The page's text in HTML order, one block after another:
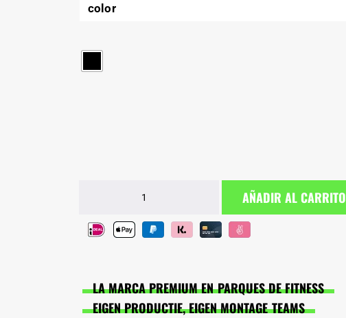
color
BarManiaPro®
AÑADIR AL CARRITO
LA MARCA PREMIUM EN PARQUES DE FITNESS
EIGEN PRODUCTIE, EIGEN MONTAGE TEAMS